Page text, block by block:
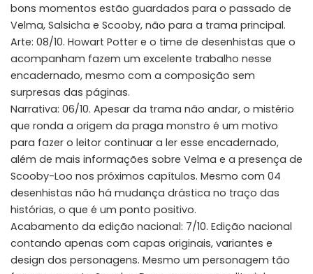
bons momentos estão guardados para o passado de
Velma, Salsicha e Scooby, não para a trama principal.
Arte: 08/10. Howart Potter e o time de desenhistas que o
acompanham fazem um excelente trabalho nesse
encadernado, mesmo com a composição sem
surpresas das páginas.
Narrativa: 06/10. Apesar da trama não andar, o mistério
que ronda a origem da praga monstro é um motivo
para fazer o leitor continuar a ler esse encadernado,
além de mais informações sobre Velma e a presença de
Scooby-Loo nos próximos capítulos. Mesmo com 04
desenhistas não há mudança drástica no traço das
histórias, o que é um ponto positivo.
Acabamento da edição nacional: 7/10. Edição nacional
contando apenas com capas originais, variantes e
design dos personagens. Mesmo um personagem tão